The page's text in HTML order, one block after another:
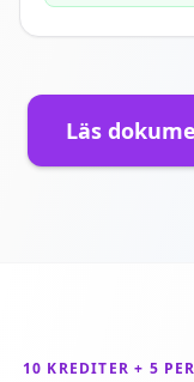
Läs
10 KREDITER + 5